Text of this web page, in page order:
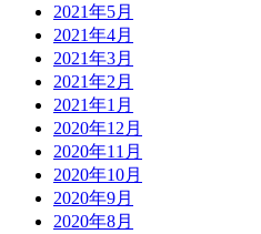
2021年5月
2021年4月
2021年3月
2021年2月
2021年1月
2020年12月
2020年11月
2020年10月
2020年9月
2020年8月